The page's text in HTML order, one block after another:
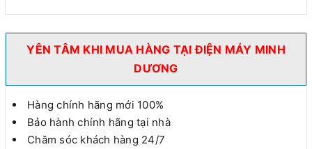
YÊN TÂM KHI MUA HÀNG TẠI ĐIỆN MÁY MINH
DƯƠNG
Hàng chính hãng mới 100%
Bảo hành chính hãng tại nhà
Chăm sóc khách hàng 24/7